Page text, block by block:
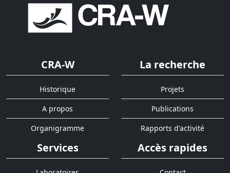
CRA-W
Historique
A propos
Organigramme
La recherche
Projets
Publications
Rapports d'activité
Services Accès rapides